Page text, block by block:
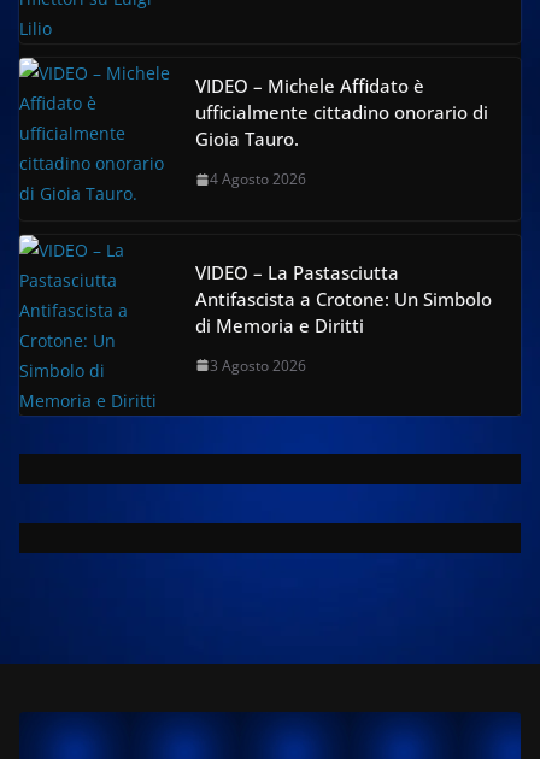
VIDEO – Michele Affidato è
ufficialmente cittadino onorario di
Gioia Tauro.
4 Agosto 2026
VIDEO – La Pastasciutta
Antifascista a Crotone: Un Simbolo
di Memoria e Diritti
3 Agosto 2026